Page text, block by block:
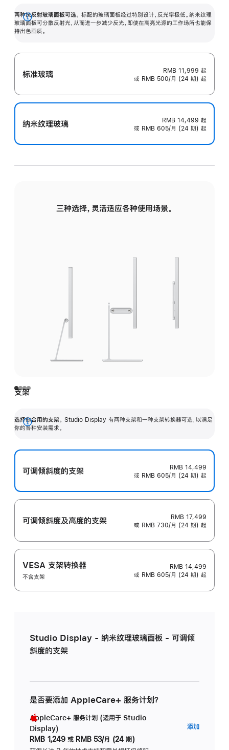
两种抗反射玻璃面板可选。 标配的玻璃面板经过特别设计，反光率极低。纳米纹理
玻璃面板可分散反射光，从而进一步减少反光，即使在高亮光源的工作场所也能保
持出色画质。
展
开
标准玻璃 RMB 11,999 起
或 RMB 500/月 (24 期) 起
纳米纹理玻璃 RMB 14,499 起
或 RMB 605/月 (24 期) 起
三种选择，灵活适应各种使用场景。
支架
选择你合用的支架。 Studio Display 有两种支架和一种支架转换器可选，以满足
你的各种安装需求。
展
可调倾斜度的支架
RMB 14,499
或 RMB 605/月 (24 期) 起
可调倾斜度及高‍度的支‍架
RMB 17,499
或 RMB 730/月 (24 期) 起
VESA 支架转换器
不含支架
RMB 14,499
或 RMB 605/月 (24 期) 起
Studio Display - 纳米纹理玻璃面板 - 可调倾
斜度的支架
是否要添加 AppleCare+ 服务计划？
AppleCare+ 服务计划 (适用于 Studio
Display)
RMB 1,249 或 RMB 53/月 (24 期)
添加